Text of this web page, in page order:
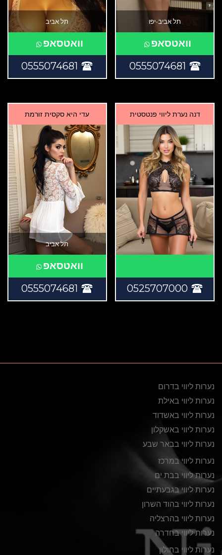
תל אביב-יפו
וואטסאפ
0555074681
תל אביב
וואטסאפ
0555074681
דנה נערת ליווי פנטסטית
0525707000
עדי היא סקסית זורמת
תל אביב
וואטסאפ
0555074681
נערות ליווי בדרום
נערות ליווי באילת
נערות ליווי באשדוד
נערות ליווי באשקלון
נערות ליווי בבאר שבע
נערות ליווי במרכז
נערות ליווי בבת ים
נערות ליווי בגבעתיים
נערות ליווי בהוד השרון
נערות ליווי בהרצליה
נערות ליווי בחדרה
נערות ליווי בחולון